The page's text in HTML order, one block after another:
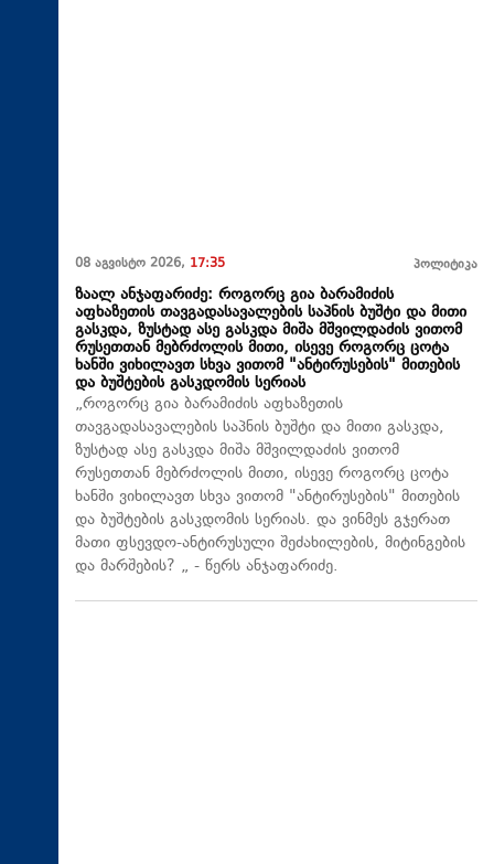
08 აგვისტო 2026, 17:35 პოლიტიკა
ზაალ ანჯაფარიძე: როგორც გია ბარამიძის
აფხაზეთის თავგადასავალების საპნის ბუშტი და მითი
გასკდა, ზუსტად ასე გასკდა მიშა მშვილდაძის ვითომ
რუსეთთან მებრძოლის მითი, ისევე როგორც ცოტა
ხანში ვიხილავთ სხვა ვითომ "ანტირუსების" მითების
და ბუშტების გასკდომის სერიას
„როგორც გია ბარამიძის აფხაზეთის
თავგადასავალების საპნის ბუშტი და მითი გასკდა,
ზუსტად ასე გასკდა მიშა მშვილდაძის ვითომ
რუსეთთან მებრძოლის მითი, ისევე როგორც ცოტა
ხანში ვიხილავთ სხვა ვითომ "ანტირუსების" მითების
და ბუშტების გასკდომის სერიას. და ვინმეს გჯერათ
მათი ფსევდო-ანტირუსული შეძახილების, მიტინგების
და მარშების? „ - წერს ანჯაფარიძე.